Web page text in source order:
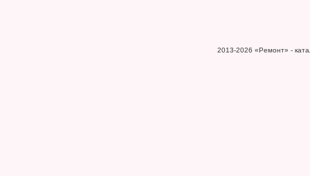
2013-2026 «Ремонт» -